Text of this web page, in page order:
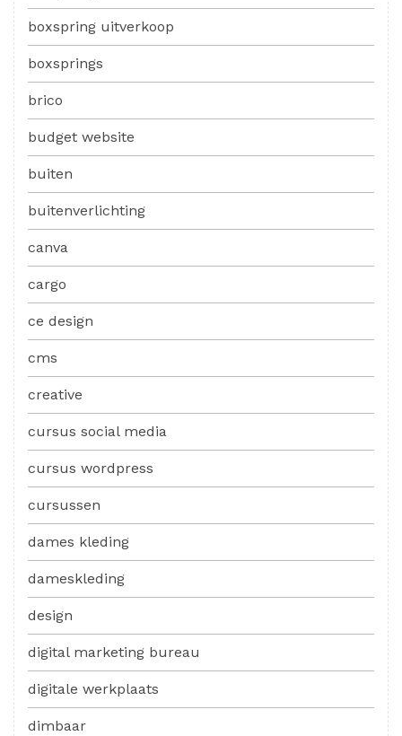
boxspring uitverkoop
boxsprings
brico
budget website
buiten
buitenverlichting
canva
cargo
ce design
cms
creative
cursus social media
cursus wordpress
cursussen
dames kleding
dameskleding
design
digital marketing bureau
digitale werkplaats
dimbaar